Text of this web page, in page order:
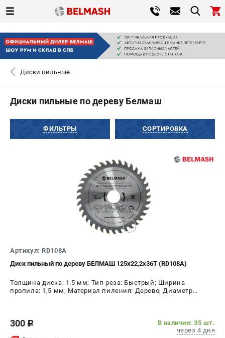
СЕРВИС
МАГАЗИНЫ
)
ВХОД ИЛИ РЕГИСТРАЦИЯ
САНКТ-ПЕТЕРБУРГ
0
Сервисный центр
Диски пильные
Диски пильные по дереву Белмаш
ФИЛЬТРЫ СОРТИРОВКА
Артикул: RD108A
Диск пильный по дереву БЕЛМАШ 125х22,2х36Т (RD108A)
Толщина диска: 1.5 мм; Тип реза: Быстрый; Ширина
пропила: 1,5 мм; Материал пиления: Дерево; Диаметр
300 c
В наличии: 35 шт.
через 4 дня